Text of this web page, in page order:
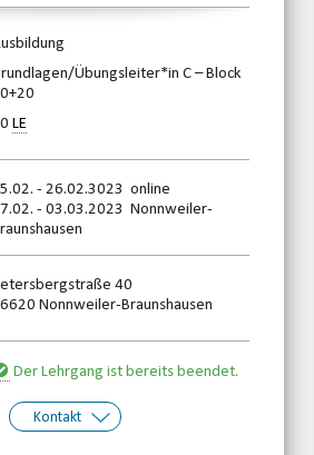
Übungsleiter*in C – Block
LE
- 26.02.3023 online
- 03.03.2023 Nonnweiler-
40
Nonnweiler-Braunshausen
Der Lehrgang ist bereits beendet.
Kontakt